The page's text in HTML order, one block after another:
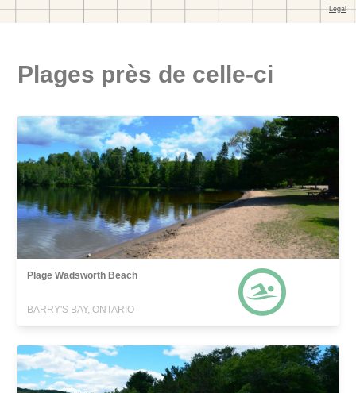
Plages près de celle-ci
Plage Wadsworth Beach
BARRY'S BAY, ONTARIO